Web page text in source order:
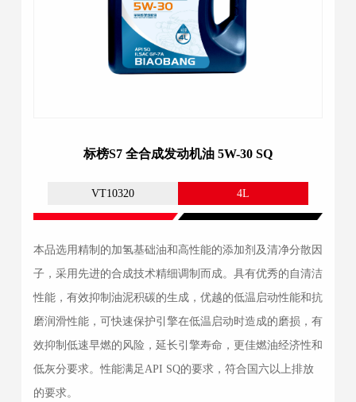
标榜S7 全合成发动机油 5W-30 SQ
VT10320 4L
本品选用精制的加氢基础油和高性能的添加剂及清净分散因
子，采用先进的合成技术精细调制而成。具有优秀的自清洁
性能，有效抑制油泥积碳的生成，优越的低温启动性能和抗
磨润滑性能，可快速保护引擎在低温启动时造成的磨损，有
效抑制低速早燃的风险，延长引擎寿命，更佳燃油经济性和
低灰分要求。性能满足API SQ的要求，符合国六以上排放
的要求。